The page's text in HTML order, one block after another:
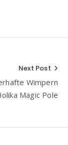
Next Post
Wimpern
Magic Pole